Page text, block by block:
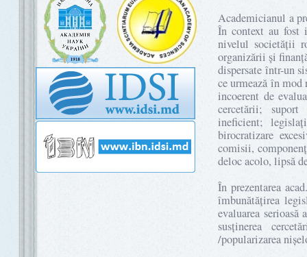
Academicianul a
În context au fost
nivelul societății
organizării și
dispersate într-un
ce urmează în mod
incoerent de
cercetării;
ineficient;
birocratizare
comisii,
deloc acolo, lipsă
În prezentarea
îmbunătățirea
evaluarea
susținerea
/popularizarea